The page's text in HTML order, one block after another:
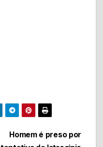
Homem é preso por